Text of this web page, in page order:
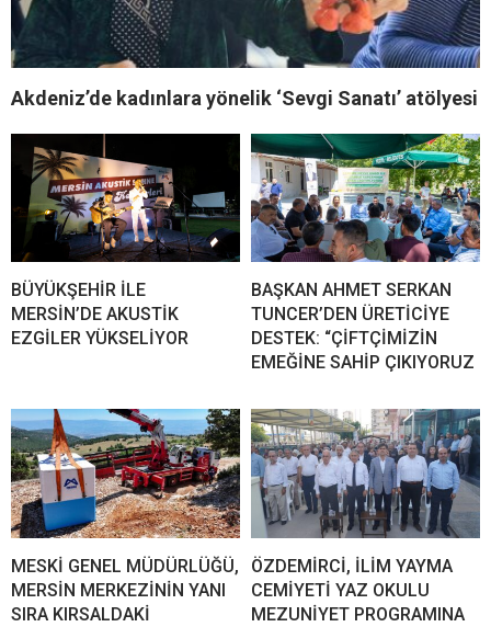
Akdeniz’de kadınlara yönelik ‘Sevgi Sanatı’ atölyesi
BÜYÜKŞEHİR İLE
MERSİN’DE AKUSTİK
EZGİLER YÜKSELİYOR
BAŞKAN AHMET SERKAN
TUNCER’DEN ÜRETİCİYE
DESTEK: “ÇİFTÇİMİZİN
EMEĞİNE SAHİP ÇIKIYORUZ
MESKİ GENEL MÜDÜRLÜĞÜ,
MERSİN MERKEZİNİN YANI
SIRA KIRSALDAKİ
ÖZDEMİRCİ, İLİM YAYMA
CEMİYETİ YAZ OKULU
MEZUNİYET PROGRAMINA